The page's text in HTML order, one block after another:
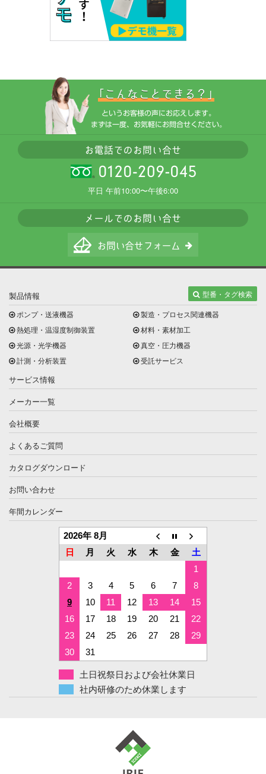
平日 午前10:00〜午後6:00
製品情報
型番・タグ検索
ポンプ・送液機器
熱処理・温湿度制御装置
光源・光学機器
計測・分析装置
製造・プロセス関連機器
材料・素材加工
真空・圧力機器
受託サービス
サービス情報
メーカー一覧
会社概要
よくあるご質問
カタログダウンロード
お問い合わせ
年間カレンダー
2026年 8月
日
月 火 水 木 金
土
1
2
3 4 5 6 7
8
9
10 11 12 13 14
15
16
17 18 19 20 21
22
23
24 25 26 27 28
29
30
31
土日祝祭日および会社休業日
社内研修のため休業します